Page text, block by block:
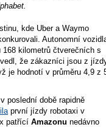
kde Uber a Waymo
Autonomní
kilometrů čtverečních s
že zákazníci jsou z
je hodnotí v průměru 4,9 z
poslední době rapidně
první jízdy robotaxi v
patřící Amazonu nedávno